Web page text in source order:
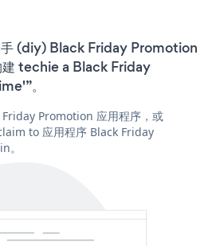
手 (diy) Black Friday Promotion
建 techie a Black Friday
。
Promotion 应用程序，或
to 应用程序 Black Friday
。